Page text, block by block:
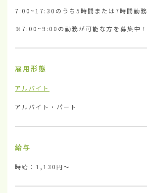
7:00~17:30のうち5時間または7時間勤務
※7:00~9:00の勤務が可能な方を募集中！
雇用形態
アルバイト
アルバイト・パート
給与
時給：1,130円〜